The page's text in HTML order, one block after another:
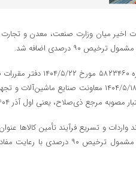
اخیر میان وزارت صنعت، معدن و
۹۰ درصدی اضافه شد.
این اقدام با استناد به
و نامه شماره ۵۷۷۶۸۶۸ مورخ ۱۴۰۴/۵/۱۸
ذی‌صلاح، یعنی اول آذر ۱۴۰۴، معتبر خواهد بود.
و تسریع فرآیند تأمین کالاها
جدول پیوست بخشنامه آمده،